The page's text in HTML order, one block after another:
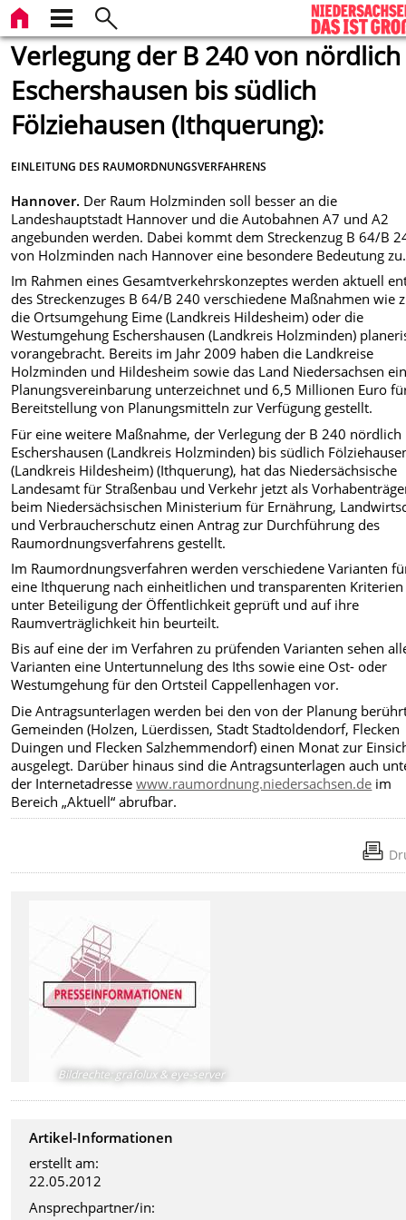
Verlegung der B 240 von nördlich
Eschershausen bis südlich
Fölziehausen (Ithquerung):
EINLEITUNG DES RAUMORDNUNGSVERFAHRENS
Hannover. Der Raum Holzminden soll besser an die
Landeshauptstadt Hannover und die Autobahnen A7 und A2
angebunden werden. Dabei kommt dem Streckenzug B 64/B
von Holzminden nach Hannover eine besondere Bedeutung zu.
Im Rahmen eines Gesamtverkehrskonzeptes werden aktuell
des Streckenzuges B 64/B 240 verschiedene Maßnahmen wie
die Ortsumgehung Eime (Landkreis Hildesheim) oder die
Westumgehung Eschershausen (Landkreis Holzminden)
vorangebracht. Bereits im Jahr 2009 haben die Landkreise
Holzminden und Hildesheim sowie das Land Niedersachsen
Planungsvereinbarung unterzeichnet und 6,5 Millionen Euro
Bereitstellung von Planungsmitteln zur Verfügung gestellt.
Für eine weitere Maßnahme, der Verlegung der B 240 nördlich
Eschershausen (Landkreis Holzminden) bis südlich
(Landkreis Hildesheim) (Ithquerung), hat das Niedersächsische
Landesamt für Straßenbau und Verkehr jetzt als
beim Niedersächsischen Ministerium für Ernährung,
und Verbraucherschutz einen Antrag zur Durchführung des
Raumordnungsverfahrens gestellt.
Im Raumordnungsverfahren werden verschiedene Varianten
eine Ithquerung nach einheitlichen und transparenten Kriterien
unter Beteiligung der Öffentlichkeit geprüft und auf ihre
Raumverträglichkeit hin beurteilt.
Bis auf eine der im Verfahren zu prüfenden Varianten sehen
Varianten eine Untertunnelung des Iths sowie eine Ost- oder
Westumgehung für den Ortsteil Cappellenhagen vor.
Die Antragsunterlagen werden bei den von der Planung
Gemeinden (Holzen, Lüerdissen, Stadt Stadtoldendorf, Flecken
Duingen und Flecken Salzhemmendorf) einen Monat zur
ausgelegt. Darüber hinaus sind die Antragsunterlagen auch
der Internetadressewww.raumordnung.niedersachsen.de im
Bereich „Aktuell“ abrufbar.
Bildrechte:grafolux & eye-server
Artikel-Informationen
erstellt am:
22.05.2012
Ansprechpartner/in: